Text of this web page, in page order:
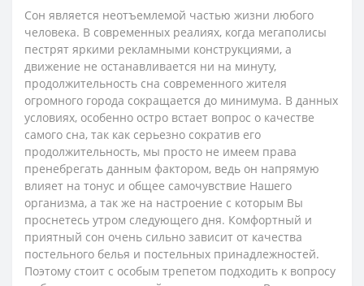
Сон является неотъемлемой частью жизни любого
человека. В современных реалиях, когда мегаполисы
пестрят яркими рекламными конструкциями, а
движение не останавливается ни на минуту,
продолжительность сна современного жителя
огромного города сокращается до минимума. В данных
условиях, особенно остро встает вопрос о качестве
самого сна, так как серьезно сократив его
продолжительность, мы просто не имеем права
пренебрегать данным фактором, ведь он напрямую
влияет на тонус и общее самочувствие Нашего
организма, а так же на настроение с которым Вы
проснетесь утром следующего дня. Комфортный и
приятный сон очень сильно зависит от качества
постельного белья и постельных принадлежностей.
Поэтому стоит с особым трепетом подходить к вопросу